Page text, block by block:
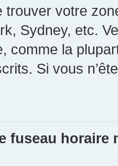
trouver votre
Sydney, etc.
comme la
Si vous
fuseau horaire